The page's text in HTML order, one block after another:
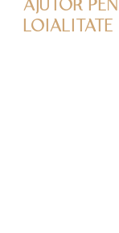
AJUTOR
LOIALITATE